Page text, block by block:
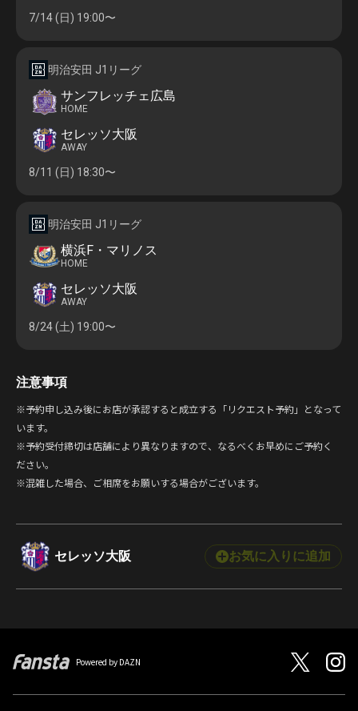
7/14 (日) 19:00〜
明治安田 J1リーグ
サンフレッチェ広島
HOME
セレッソ大阪
AWAY
8/11 (日) 18:30〜
明治安田 J1リーグ
横浜F・マリノス
HOME
セレッソ大阪
AWAY
8/24 (土) 19:00〜
注意事項
※予約申し込み後にお店が承認すると成立する「リクエスト予約」となって
います。
※予約受付締切は店舗により異なりますので、なるべくお早めにご予約く
ださい。
※混雑した場合、ご相席をお願いする場合がございます。
セレッソ大阪 お気に入りに追加
Powered by DAZN